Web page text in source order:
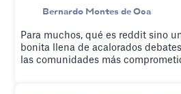
Bernardo Montes de Oca
Para muchos, qué es reddit sino
bonita llena de acalorados
las comunidades más